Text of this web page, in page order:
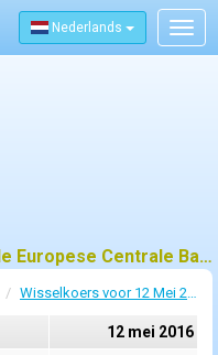
Nederlands
Referentiewisselkoersen van de Europese Centrale Bank (ECB) voor 12 mei 2016
Wisselkoers voor 12 Mei 2016
12 mei 2016